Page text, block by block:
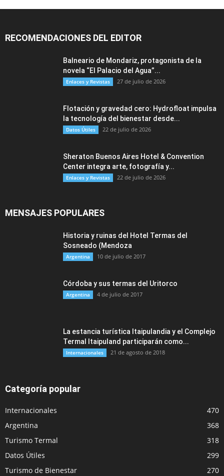
RECOMENDACIONES DEL EDITOR
Balneario de Mondariz, protagonista de la
novela “El Palacio del Agua”...
Enlaces y Revistas 27 de julio de 2026
Flotación y gravedad cero: Hydrofloat impulsa
la tecnología del bienestar desde...
Datos Útiles 22 de julio de 2026
Sheraton Buenos Aires Hotel & Convention
Center integra arte, fotografía y...
Enlaces y Revistas 22 de julio de 2026
MENSAJES POPULARES
Historia y ruinas del Hotel Termas del
Sosneado (Mendoza
Argentina 10 de julio de 2017
Córdoba y sus termas del Uritorco
Argentina 4 de julio de 2017
La estancia turística Itaipulandia y el Complejo
Termal Itaipuland participarán como...
Internacionales 21 de agosto de 2018
Categoría popular
Internacionales
470
Argentina
368
Turismo Termal
318
Datos Útiles
299
Turismo de Bienestar
270